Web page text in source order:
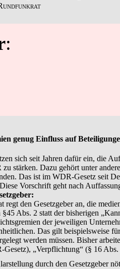
:
genug Einfluss auf
sich seit Jahren dafür ein, die
stärken. Dazu gehört unter
Das ist im WDR-Gesetz seit
Vorschrift geht nach
den Gesetzgeber an, die
Abs. 2 statt der bisherigen
der jeweiligen
Das gilt beispielsweise
werden müssen. Bisher
„Verpflichtung“ (§ 16
durch den Gesetzgeber